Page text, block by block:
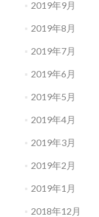
2019年9月
2019年8月
2019年7月
2019年6月
2019年5月
2019年4月
2019年3月
2019年2月
2019年1月
2018年12月